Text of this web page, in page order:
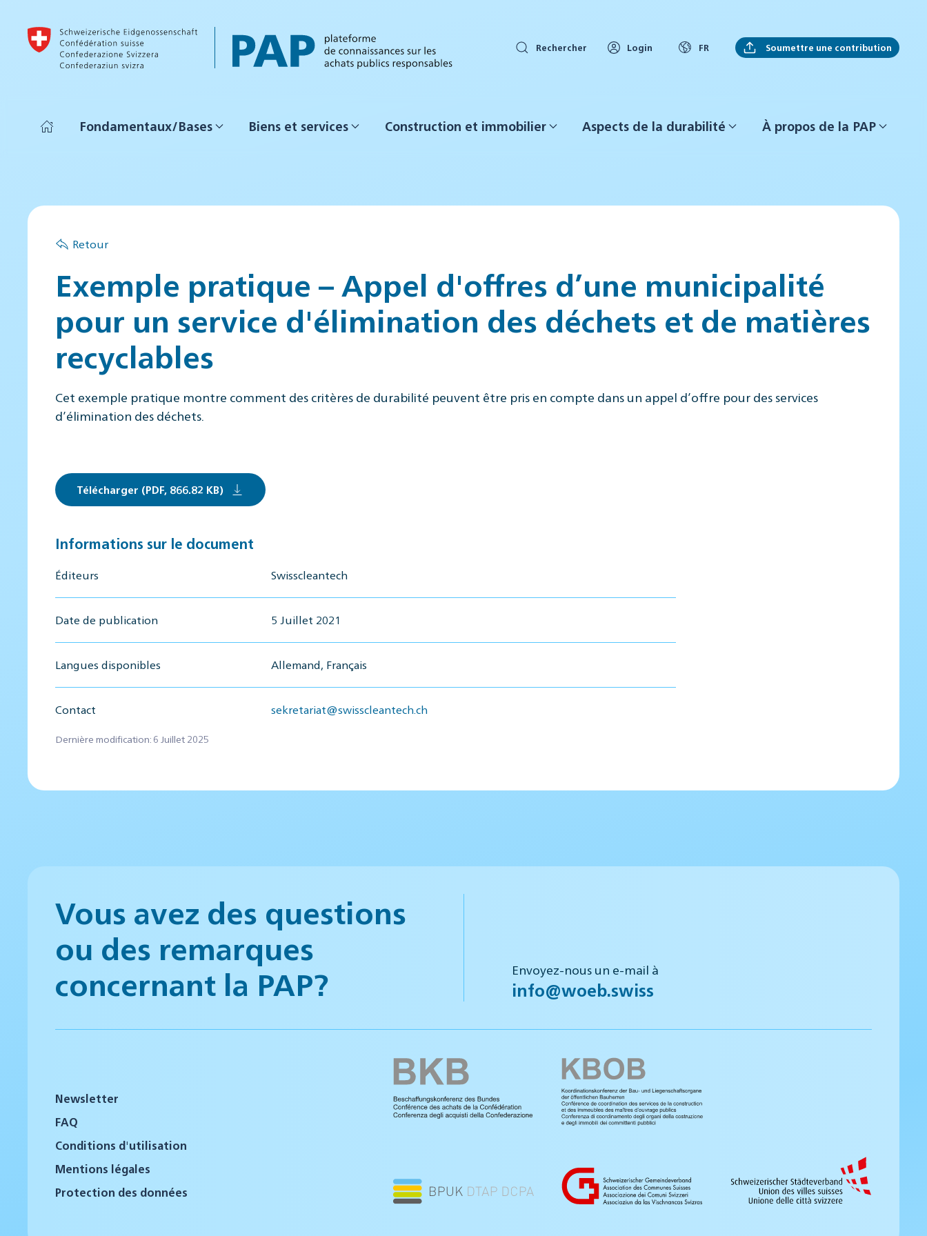
Accéder au contenu principal
Rechercher Login FR Soumettre une contribution
Fondamentaux/Bases Biens et services Construction et immobilier Aspects de la durabilité À propos de la PAP
Retour
Exemple pratique – Appel d'offres d’une municipalité
pour un service d'élimination des déchets et de matières
recyclables
Cet exemple pratique montre comment des critères de durabilité peuvent être pris en compte dans un appel d’offre pour des services
d’élimination des déchets.
Télécharger (PDF, 866.82 KB)
Informations sur le document
Éditeurs Swisscleantech
Date de publication 5 Juillet 2021
Langues disponibles Allemand, Français
Contact sekretariat@swisscleantech.ch
Dernière modification: 6 Juillet 2025
Vous avez des questions
ou des remarques
concernant la PAP?
Envoyez-nous un e-mail à
info@woeb.swiss
Newsletter
FAQ
Conditions d'utilisation
Mentions légales
Protection des données